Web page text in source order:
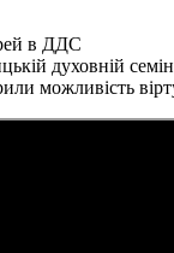
в ДДС
духовній
можливість